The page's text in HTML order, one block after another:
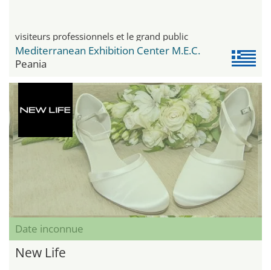
visiteurs professionnels et le grand public
Mediterranean Exhibition Center M.E.C.
Peania
Date inconnue
New Life